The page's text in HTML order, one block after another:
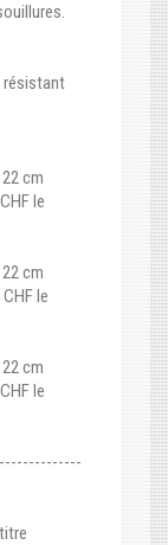
résistant
cm
le
cm
le
cm
le